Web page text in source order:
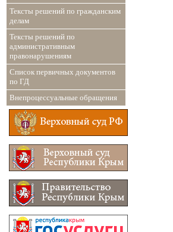
Тексты решений по гражданским
делам
Тексты решений по
административным
правонарушениям
Список первичных документов
по ГД
Внепроцессуальные обращения